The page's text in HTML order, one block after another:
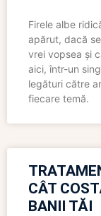
Firele albe
apărut, dacă
vrei vopsea și
aici, într-un
legături către
fiecare temă.
CÂT
BANII TĂI